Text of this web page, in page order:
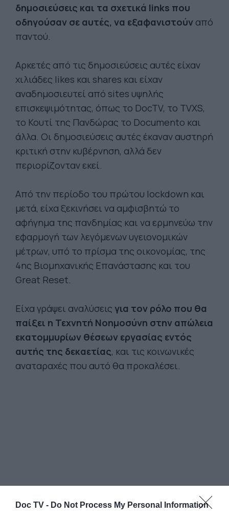
Doc TV - Do Not Process My Personal Information
δημοσιεύσεις και τα σχετικά links που
οδηγούσαν σε αυτές, να εξαφανιστούν από
παντού.
Αρκετές από τις δημοσιεύσεις αυτές είχαν
χιλιάδες likes και shares και είχαν
αναδημοσιευτεί από sites υψηλής
επισκεψιμότητας, όπως το DocTV, το TVXS,
το Κουτί της Πανδώρας το Documento και
άλλα. Οι δημοσιεύσεις αυτές έκαναν αυστηρή
κριτική στην κυβέρνηση, αλλά δεν
περιορίζονταν εκεί.
Από την περίοδο του πρώτου lockdown και
μετά, είχα ξεκινήσει να αμφισβητώ το
αφήγημα της πανδημίας και να ερμηνεύω την
εφαρμογή των λεγόμενων υγειονομικών
μέτρων, υπό το πρίσμα της οικονομίας, της
4ης Βιομηχανικής Επανάστασης και του
Great Reset.
Είχα γράψει αναλύσεις για τον ρόλο που θα
παίξει η Τεχνητή Νοημοσύνη στην απώλεια
εκατομμυρίων θέσεων εργασίας εντός
αυτής της δεκαετίας, και τις κοινωνικές
αναταραχές που αυτό θα προκαλέσει.